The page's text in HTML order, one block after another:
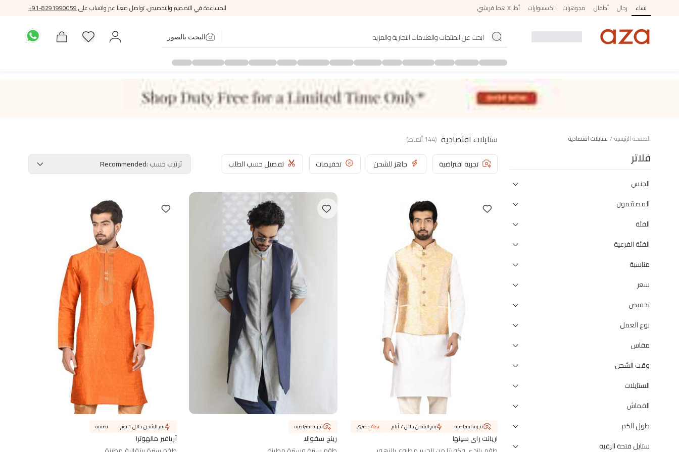
نساء رجال أطفال مجوهرات اكسسوارات أظا X هما قريشي للمساعدة في التصميم والتخصيص، تواصل معنا عبر واتساب على+91-8291990059
البحث بالصور
الصفحة الرئيسية/ ستايلات اقتصادية
فلاتر
الجنس
المصمّمون
الفئة
الفئة الفرعية
مناسبة
سعر
تخفيض
نوع العمل
مقاس
وقت الشحن
الستايلات
القماش
طول الكم
ستايل فتحة الرقبة
ستايلات اقتصادية (
144أنماط)
تجربة افتراضية جاهز للشحن تخفيضات تفصيل حسب الطلب ترتيب حسب:
Recommended
اريانت راي سينها
تجربة افتراضية يتم الشحن خلال 7 أيام Azaحصري
رينج سفوالا
تجربة افتراضية
آريافير مالهوترا
يتم الشحن خلال 1 يوم تصفية